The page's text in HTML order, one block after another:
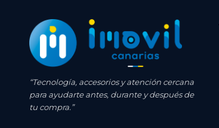
“Tecnología, accesorios y atención cercana
para ayudarte antes, durante y después de
tu compra.”